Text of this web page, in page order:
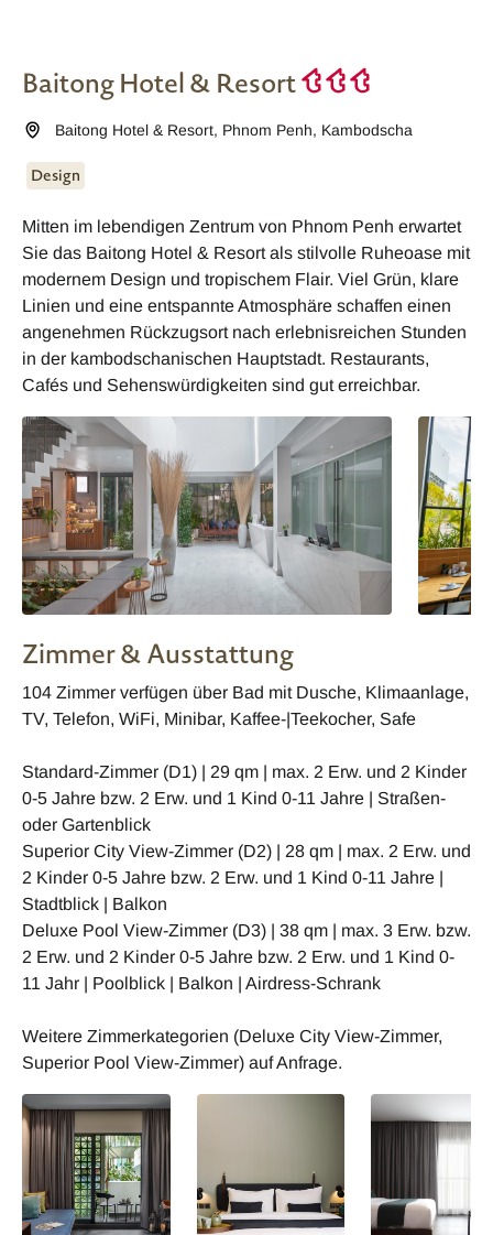
Baitong Hotel & Resort
Baitong Hotel & Resort, Phnom Penh, Kambodscha
Design
Mitten im lebendigen Zentrum von Phnom Penh erwartet
Sie das Baitong Hotel & Resort als stilvolle Ruheoase mit
modernem Design und tropischem Flair. Viel Grün, klare
Linien und eine entspannte Atmosphäre schaffen einen
angenehmen Rückzugsort nach erlebnisreichen Stunden
in der kambodschanischen Hauptstadt. Restaurants,
Cafés und Sehenswürdigkeiten sind gut erreichbar.
Zimmer & Ausstattung
104 Zimmer verfügen über Bad mit Dusche, Klimaanlage,
TV, Telefon, WiFi, Minibar, Kaffee-|Teekocher, Safe
Standard-Zimmer (D1) | 29 qm | max. 2 Erw. und 2 Kinder
0-5 Jahre bzw. 2 Erw. und 1 Kind 0-11 Jahre | Straßen-
oder Gartenblick
Superior City View-Zimmer (D2) | 28 qm | max. 2 Erw. und
2 Kinder 0-5 Jahre bzw. 2 Erw. und 1 Kind 0-11 Jahre |
Stadtblick | Balkon
Deluxe Pool View-Zimmer (D3) | 38 qm | max. 3 Erw. bzw.
2 Erw. und 2 Kinder 0-5 Jahre bzw. 2 Erw. und 1 Kind 0-
11 Jahr | Poolblick | Balkon | Airdress-Schrank
Weitere Zimmerkategorien (Deluxe City View-Zimmer,
Superior Pool View-Zimmer) auf Anfrage.